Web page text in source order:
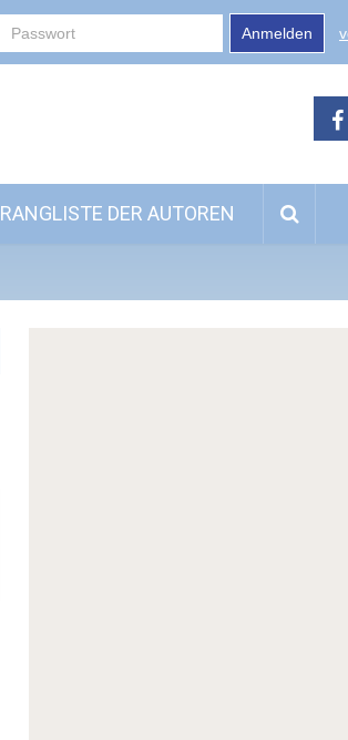
Anmelden
RANGLISTE DER AUTOREN